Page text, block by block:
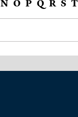
N O P Q R S T